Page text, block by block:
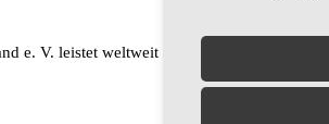
e. V. leistet weltweit Unterstützung für